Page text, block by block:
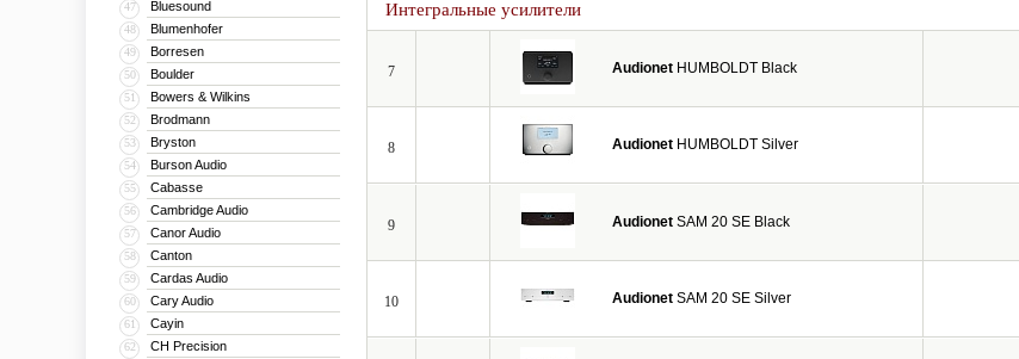
47 Bluesound
48 Blumenhofer
49 Borresen
50 Boulder
51 Bowers & Wilkins
52 Brodmann
53 Bryston
54 Burson Audio
55 Cabasse
56 Cambridge Audio
57 Canor Audio
58 Canton
59 Cardas Audio
60 Cary Audio
61 Cayin
62 CH Precision
Интегральные усилители
7 Audionet HUMBOLDT Black
8 Audionet HUMBOLDT Silver
9 Audionet SAM 20 SE Black
10 Audionet SAM 20 SE Silver